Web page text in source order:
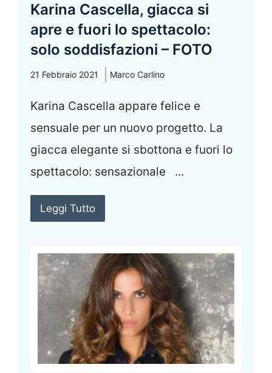
Karina Cascella, giacca si
apre e fuori lo spettacolo:
solo soddisfazioni – FOTO
21 Febbraio 2021 Marco Carlino
Karina Cascella appare felice e
sensuale per un nuovo progetto. La
giacca elegante si sbottona e fuori lo
spettacolo: sensazionale ...
Leggi Tutto